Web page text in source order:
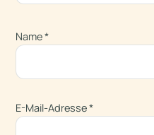
Name*
E-Mail-Adresse*